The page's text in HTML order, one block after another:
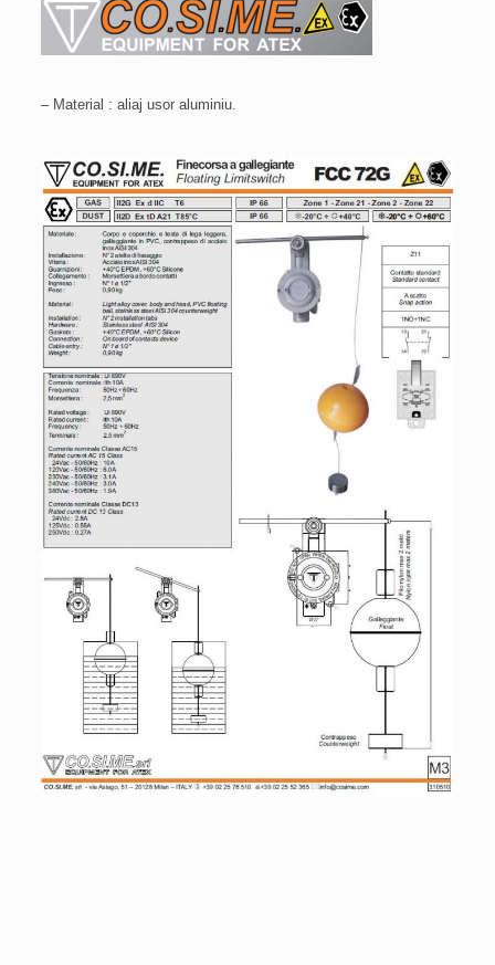
– Material : aliaj usor aluminiu.